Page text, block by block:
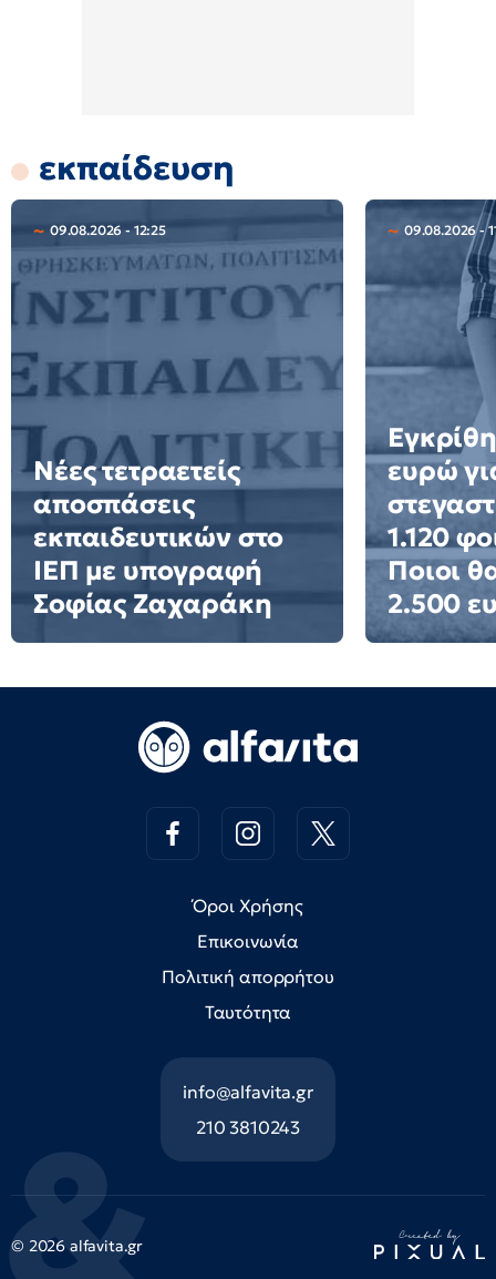
εκπαίδευση
09.08.2026 - 12:25
Νέες τετραετείς
αποσπάσεις
εκπαιδευτικών στο
ΙΕΠ με υπογραφή
Σοφίας Ζαχαράκη
09.08.2026 -
ευρώ
1.120
Ποιοι
2.500
Όροι Χρήσης
Επικοινωνία
Πολιτική απορρήτου
Ταυτότητα
info@alfavita.gr
210 3810243
© 2026 alfavita.gr